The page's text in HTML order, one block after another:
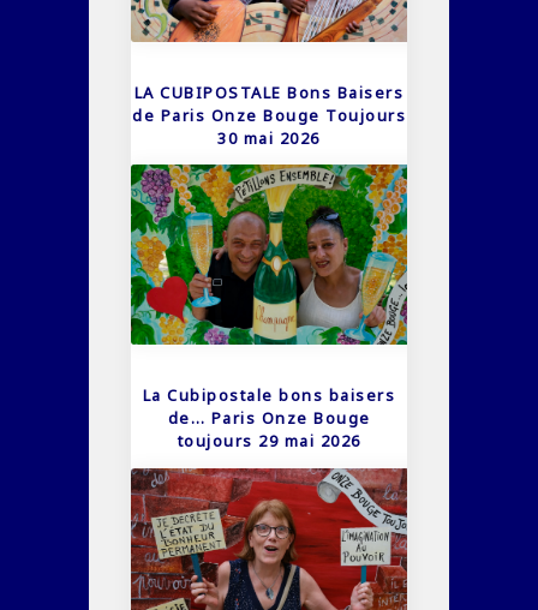
LA CUBIPOSTALE Bons Baisers
de Paris Onze Bouge Toujours
30 mai 2026
La Cubipostale bons baisers
de… Paris Onze Bouge
toujours 29 mai 2026